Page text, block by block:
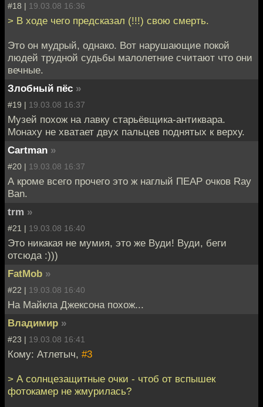
#18 | 19.03.08 16:36
> В ходе чего предсказал (!!!) свою смерть.
Это он мудрый, однако. Вот нарушающие покой
людей трудной судьбы малолетние считают что они
вечные.
Злобный пёс »
#19 | 19.03.08 16:37
Музей похож на лавку старьёвщика-антиквара.
Монаху не хватает двух пальцев поднятых к верху.
Cartman »
#20 | 19.03.08 16:37
А кроме всего прочего это ж наглый ПЕАР очков Ray
Ban.
trm »
#21 | 19.03.08 16:40
Это никакая не мумия, это же Вуди! Вуди, беги
отсюда :)))
FatMob »
#22 | 19.03.08 16:40
На Майкла Джексона похож...
Владимир »
#23 | 19.03.08 16:41
Кому: Атлетыч, #3
> А солнцезащитные очки - чтоб от вспышек
фотокамер не жмурилась?